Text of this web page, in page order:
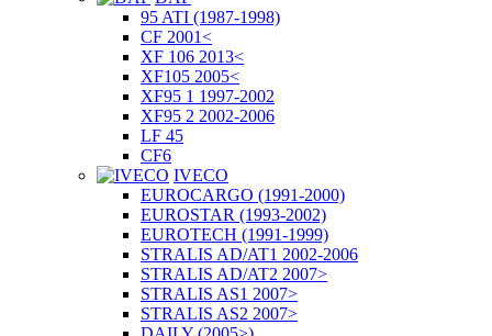
95 ATI (1987-1998)
CF 2001<
XF 106 2013<
XF105 2005<
XF95 1 1997-2002
XF95 2 2002-2006
LF 45
CF6
IVECO
EUROCARGO (1991-2000)
EUROSTAR (1993-2002)
EUROTECH (1991-1999)
STRALIS AD/AT1 2002-2006
STRALIS AD/AT2 2007>
STRALIS AS1 2007>
STRALIS AS2 2007>